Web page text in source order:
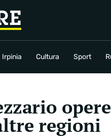
Irpinia Cultura Sport
Sport Rubriche
regioni